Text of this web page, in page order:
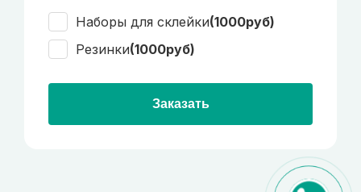
Наборы для склейки(1000руб)
Резинки(1000руб)
Заказать